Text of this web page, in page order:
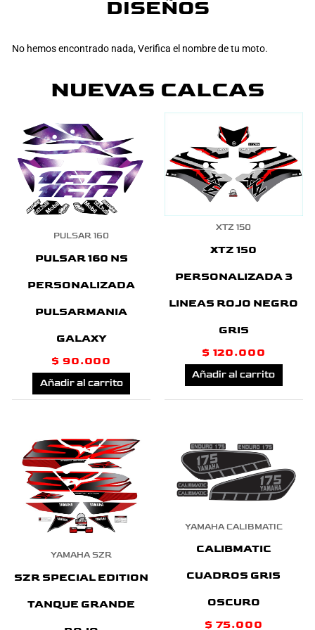
DISEÑOS
No hemos encontrado nada, Verifica el nombre de tu moto.
NUEVAS CALCAS
PULSAR 160
PULSAR 160 NS
PERSONALIZADA
PULSARMANIA
GALAXY
$ 90.000
Añadir al carrito
XTZ 150
XTZ 150
PERSONALIZADA 3
LINEAS ROJO NEGRO
GRIS
$ 120.000
Añadir al carrito
YAMAHA SZR
SZR SPECIAL EDITION
TANQUE GRANDE
YAMAHA CALIBMATIC
CALIBMATIC
CUADROS GRIS
OSCURO
$ 75.000